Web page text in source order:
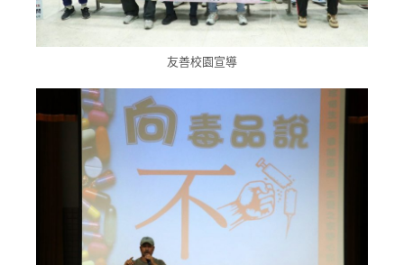
友善校園宣導